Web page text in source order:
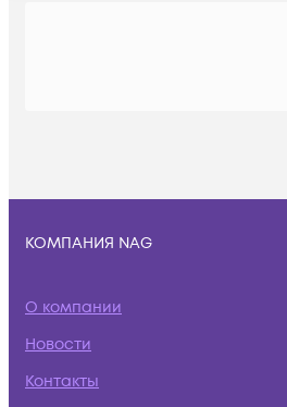
КОМПАНИЯ NAG
О компании
Новости
Контакты